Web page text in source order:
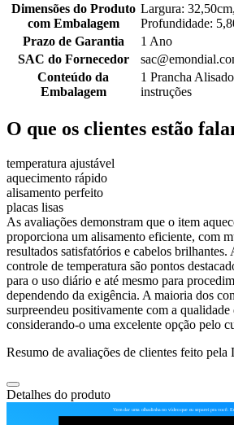
Dimensões do Produto
com Embalagem
Largura:
Profundidade:
Prazo de Garantia
1 Ano
SAC do Fornecedor
Conteúdo da
Embalagem
1 Prancha
instruções
O que os clientes estão
temperatura ajustável
aquecimento rápido
alisamento perfeito
placas lisas
As avaliações demonstram que o item
proporciona um alisamento eficiente, com
resultados satisfatórios e cabelos
controle de temperatura são pontos
para o uso diário e até mesmo para
dependendo da exigência. A maioria dos
surpreendeu positivamente com a
considerando-o uma excelente opção pelo
Resumo de avaliações de clientes feito pela
Detalhes do produto